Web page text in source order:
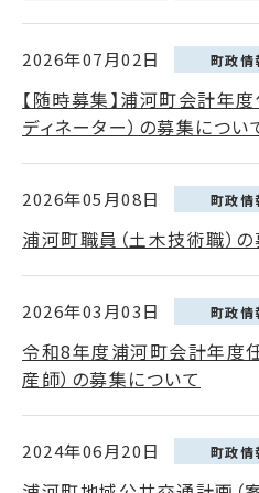
2026年07月02日 町政情
【随時募集】浦河町会計年
ディネーター）の募集につい
2026年05月08日 町政情
浦河町職員（土木技術職）
2026年03月03日 町政情
令和8年度浦河町会計年度
産師）の募集について
2024年06月20日 町政情